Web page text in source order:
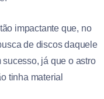
impactante que, no
de discos daquele
já que o astro
tinha material